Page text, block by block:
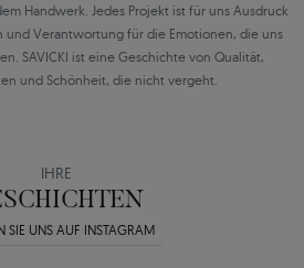
Handwerk. Jedes Projekt ist für uns Ausdruck
und Verantwortung für die Emotionen, die uns
SAVICKI ist eine Geschichte von Qualität,
und Schönheit, die nicht vergeht.
IHRE
SIE UNS AUF INSTAGRAM